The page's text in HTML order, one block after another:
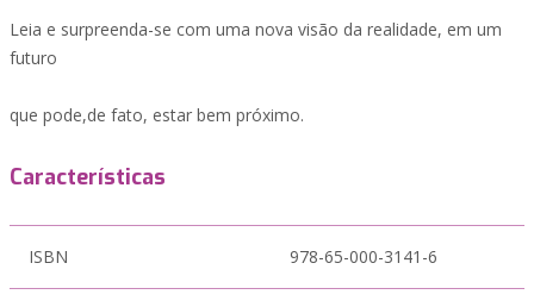
Leia e surpreenda-se com uma nova visão da realidade, em um
futuro
que pode,de fato, estar bem próximo.
Características
ISBN 978-65-000-3141-6